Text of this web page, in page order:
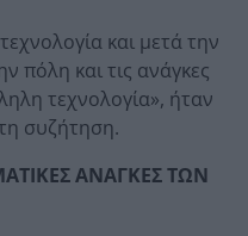
και μετά την
πόλη και τις ανάγκες
τεχνολογία», ήταν
συζήτηση.
ΑΝΑΓΚΕΣ ΤΩΝ